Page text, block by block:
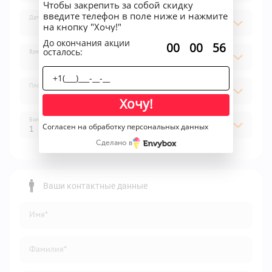
Дата
Время
Площадка
1
Билет
2
4
6
Ваши контактные данные
Имя*
Фамилия*
Чтобы закрепить за собой скидку
введите телефон в поле ниже и нажмите
на кнопку "Хочу!"
До окончания акции
осталось: 00 00 56
Хочу!
Согласен на обработку персональных данных
Сделано в